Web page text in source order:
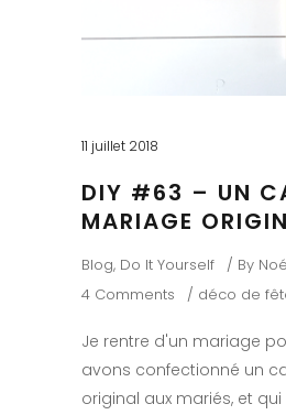
11 juillet 2018
DIY #63 – UN
MARIAGE
Blog, Do It Yourself By
4 Comments
déco de
Je rentre d'un mariage
avons confectionné un
original aux mariés, et